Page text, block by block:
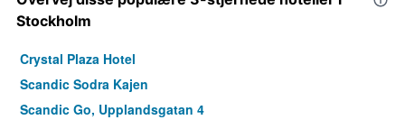
Stockholm
Crystal Plaza Hotel
Scandic Sodra Kajen
Scandic Go, Upplandsgatan 4